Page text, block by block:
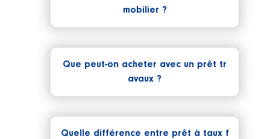
mobilier ?
Que peut-on acheter avec un prêt tr
avaux ?
Quelle différence entre prêt à taux f